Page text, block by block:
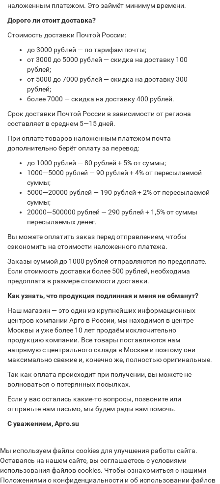
наложенным платежом. Это займёт минимум времени.
Дорого ли стоит доставка?
Стоимость доставки Почтой России:
до 3000 рублей — по тарифам почты;
от 3000 до 5000 рублей — скидка на доставку 100
рублей;
от 5000 до 7000 рублей — скидка на доставку 300
рублей;
более 7000 — скидка на доставку 400 рублей.
Срок доставки Почтой России в зависимости от региона
составляет в среднем 5—15 дней.
При оплате товаров наложенным платежом почта
дополнительно берёт оплату за перевод:
до 1000 рублей — 80 рублей + 5% от суммы;
1000—5000 рублей — 90 рублей + 4% от пересылаемой
суммы;
5000—20000 рублей — 190 рублей + 2% от пересылаемой
суммы;
20000—500000 рублей — 290 рублей + 1,5% от суммы
пересылаемых денег.
Вы можете оплатить заказ перед отправлением, чтобы
сэкономить на стоимости наложенного платежа.
Заказы суммой до 1000 рублей отправляются по предоплате.
Если стоимость доставки более 500 рублей, необходима
предоплата в размере стоимости доставки.
Как узнать, что продукция подлинная и меня не обманут?
Наш магазин — это один из крупнейших информационных
центров компании Арго в России, мы находимся в центре
Москвы и уже более 10 лет продаём исключительно
продукцию компании. Все товары поставляются нам
напрямую с центрального склада в Москве и поэтому они
максимально свежие и, конечно же, полностью оригинальные.
Так как оплата происходит при получении, вы можете не
волноваться о потерянных посылках.
Если у вас остались какие-то вопросы, позвоните или
отправьте нам письмо, мы будем рады вам помочь.
С уважением, Арго.su
Мы используем файлы cookies для улучшения работы сайта.
Оставаясь на нашем сайте, вы соглашаетесь с условиями
использования файлов cookies. Чтобы ознакомиться с нашими
Положениями о конфиденциальности и об использовании файлов